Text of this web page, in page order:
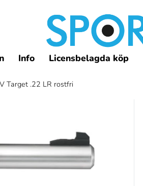
Info Licensbelagda köp
Target .22 LR rostfri